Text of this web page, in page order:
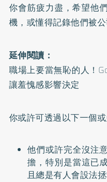
你會筋疲力盡，希望他
機，或懂得記錄他們被
延伸閱讀：
職場上要當無恥的人！
讓羞愧感影響決定
你或許可透過以下一個
他們或許完全沒注
擔，特別是當這已
且總是有人會設法拯